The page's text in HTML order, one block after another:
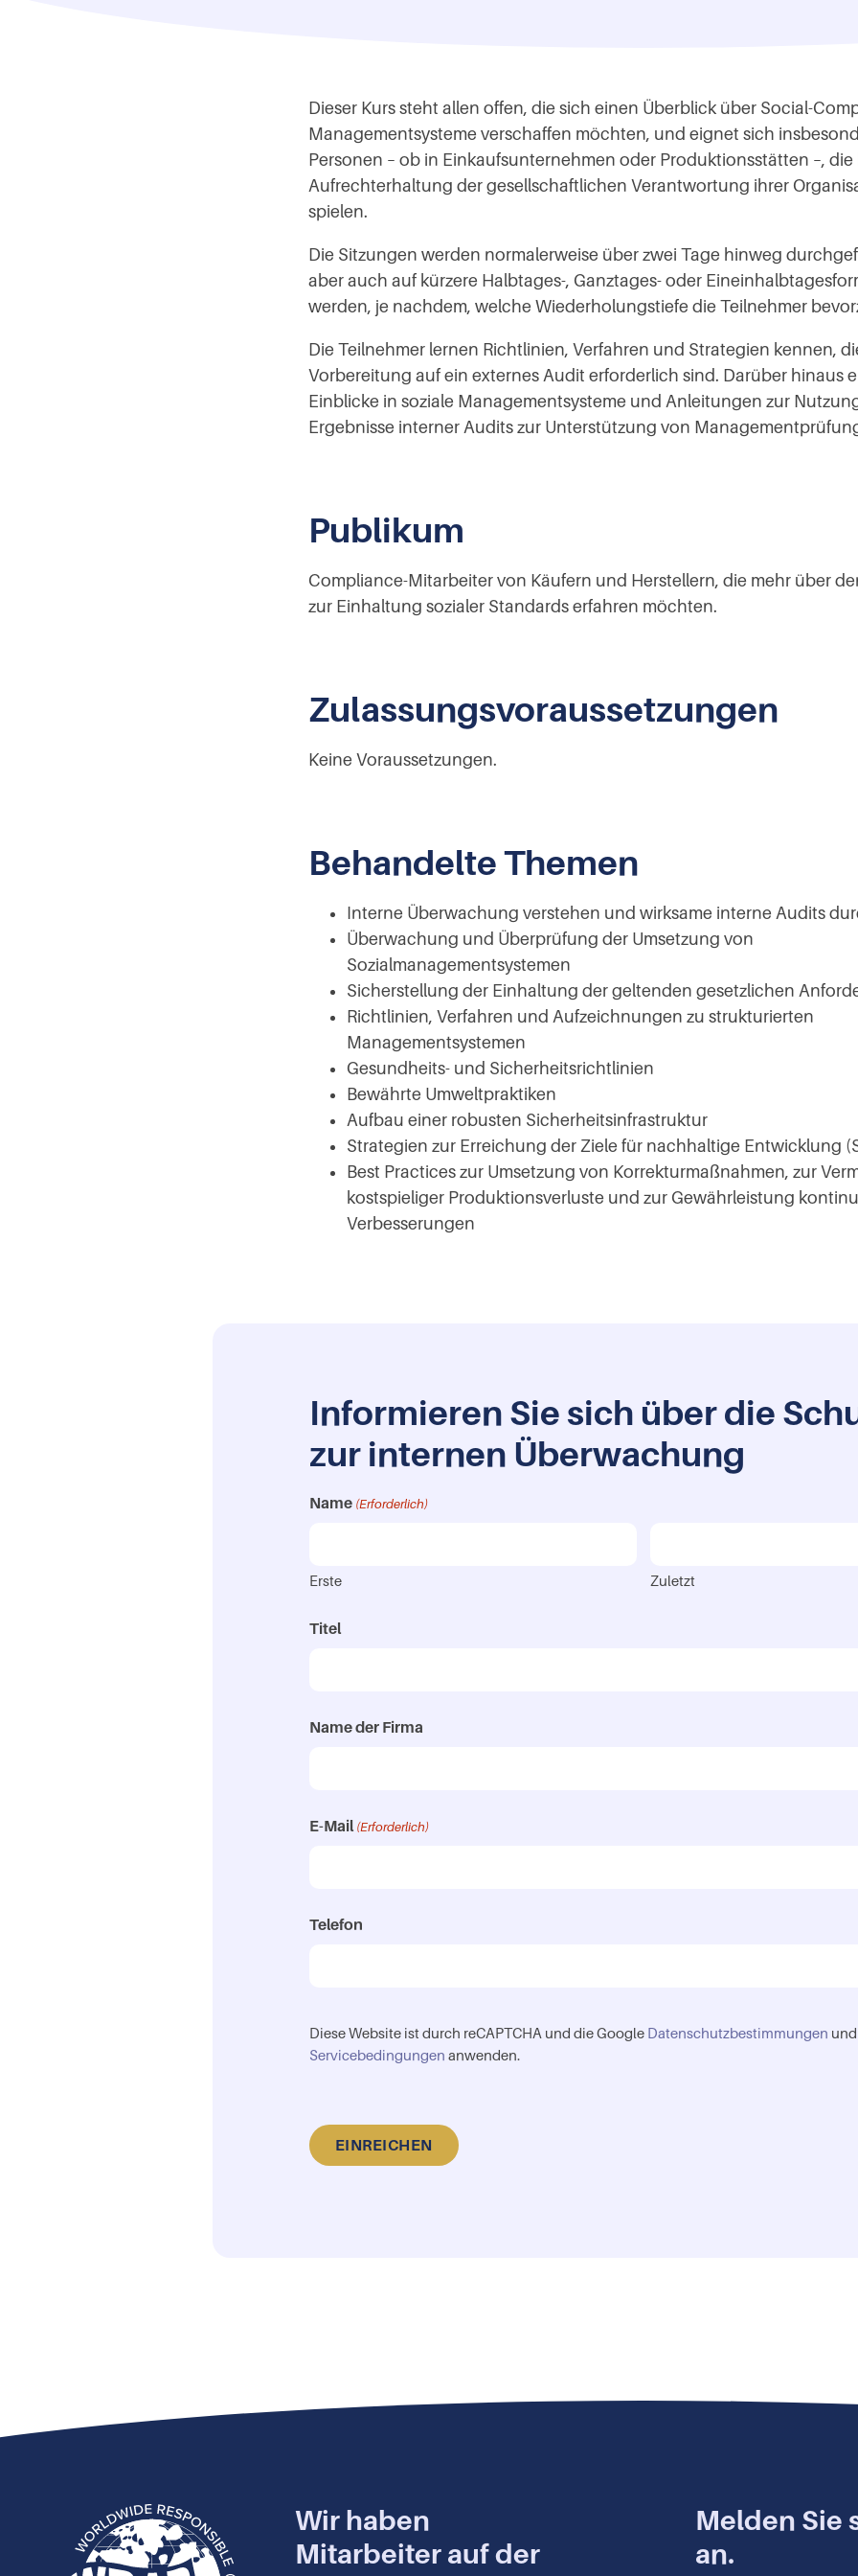
Dieser Kurs steht allen offen, die sich einen Überblick über Social-
Managementsysteme verschaffen möchten, und eignet sich
Personen – ob in Einkaufsunternehmen oder Produktionsstätten –, die
Aufrechterhaltung der gesellschaftlichen Verantwortung ihrer
spielen.
Die Sitzungen werden normalerweise über zwei Tage hinweg
aber auch auf kürzere Halbtages-, Ganztages- oder
werden, je nachdem, welche Wiederholungstiefe die Teilnehmer
Die Teilnehmer lernen Richtlinien, Verfahren und Strategien kennen,
Vorbereitung auf ein externes Audit erforderlich sind. Darüber hinaus
Einblicke in soziale Managementsysteme und Anleitungen zur
Ergebnisse interner Audits zur Unterstützung von
Publikum
Compliance-Mitarbeiter von Käufern und Herstellern, die mehr über
zur Einhaltung sozialer Standards erfahren möchten.
Zulassungsvoraussetzungen
Keine Voraussetzungen.
Behandelte Themen
Interne Überwachung verstehen und wirksame interne Audits
Überwachung und Überprüfung der Umsetzung von
Sozialmanagementsystemen
Sicherstellung der Einhaltung der geltenden gesetzlichen
Richtlinien, Verfahren und Aufzeichnungen zu strukturierten
Managementsystemen
Gesundheits- und Sicherheitsrichtlinien
Bewährte Umweltpraktiken
Aufbau einer robusten Sicherheitsinfrastruktur
Strategien zur Erreichung der Ziele für nachhaltige Entwicklung
Best Practices zur Umsetzung von Korrekturmaßnahmen, zur
kostspieliger Produktionsverluste und zur Gewährleistung
Verbesserungen
Informieren Sie sich über die
zur internen Überwachung
Name (Erforderlich)
Erste Zuletzt
Titel
Name der Firma
E-Mail (Erforderlich)
Telefon
Diese Website ist durch reCAPTCHA und die Google Datenschutzbestimmungen und
Servicebedingungen anwenden.
Wir haben
Mitarbeiter auf der
Melden Sie
an.